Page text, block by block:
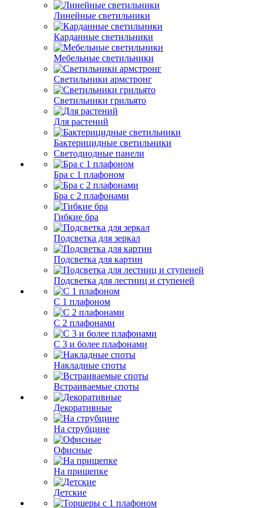
Линейные светильники
Карданные светильники
Мебельные светильники
Светильники армстронг
Светильники грильято
Для растений
Бактерицидные светильники
Светодиодные панели
Бра с 1 плафоном
Бра с 2 плафонами
Гибкие бра
Подсветка для зеркал
Подсветка для картин
Подсветка для лестниц и ступеней
С 1 плафоном
С 2 плафонами
С 3 и более плафонами
Накладные споты
Встраиваемые споты
Декоративные
На струбцине
Офисные
На прищепке
Детские